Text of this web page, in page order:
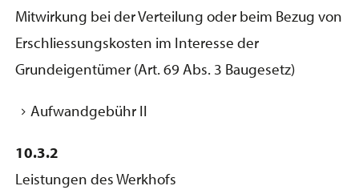
Mitwirkung bei der Verteilung oder beim Bezug von
Erschliessungskosten im Interesse der
Grundeigentümer (Art. 69 Abs. 3 Baugesetz)
Aufwandgebühr II
10.3.2
Leistungen des Werkhofs